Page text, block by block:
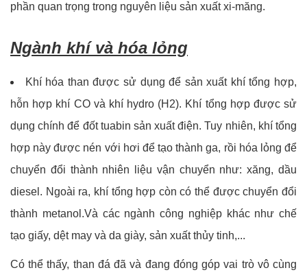
phần quan trọng trong nguyên liệu sản xuất xi-măng.
Ngành khí và hóa lỏng
Khí hóa than được sử dụng để sản xuất khí tổng hợp,
hỗn hợp khí CO và khí hydro (H2). Khí tổng hợp được sử
dụng chính để đốt tuabin sản xuất điện. Tuy nhiên, khí tổng
hợp này được nén với hơi để tạo thành ga, rồi hóa lỏng để
chuyển đổi thành nhiên liệu vận chuyển như: xăng, dầu
diesel. Ngoài ra, khí tổng hợp còn có thể được chuyển đổi
thành metanol.Và các ngành công nghiệp khác như chế
tạo giấy, dệt may và da giày, sản xuất thủy tinh,...
Có thể thấy, than đá đã và đang đóng góp vai trò vô cùng